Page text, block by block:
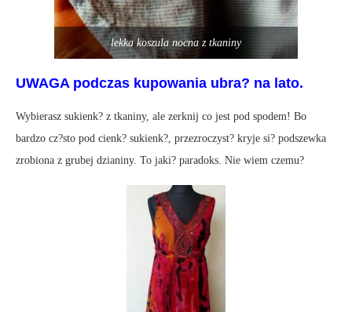
lekka koszula nocna z tkaniny
UWAGA podczas kupowania ubra? na lato.
Wybierasz sukienk? z tkaniny, ale zerknij co jest pod spodem! Bo
bardzo cz?sto pod cienk? sukienk?, przezroczyst? kryje si? podszewka
zrobiona z grubej dzianiny. To jaki? paradoks. Nie wiem czemu?